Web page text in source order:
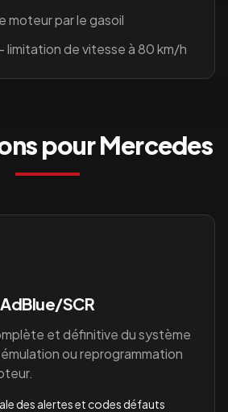
moteur par le gasoil
limitation de vitesse à 80 km/h
pourMercedes
SCR
et définitive du système
ou reprogrammation
des alertes et codes défauts